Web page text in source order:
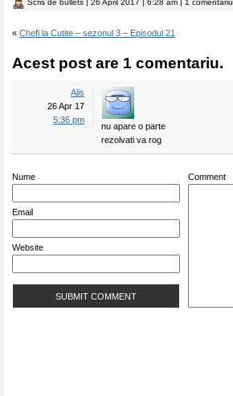
Scris de bullets | 26 April 2017 | 6:28 am | 1 comentariu
« Chefi la Cutite – sezonul 3 – Episodul 21
Acest post are 1 comentariu.
Alis
26 Apr 17
5:36 pm
nu apare o parte
rezolvati va rog
Nume
Email
Website
Comment